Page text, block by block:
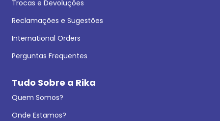
Trocas e Devoluções
Reclamações e Sugestões
International Orders
Perguntas Frequentes
Tudo Sobre a Rika
Quem Somos?
Onde Estamos?